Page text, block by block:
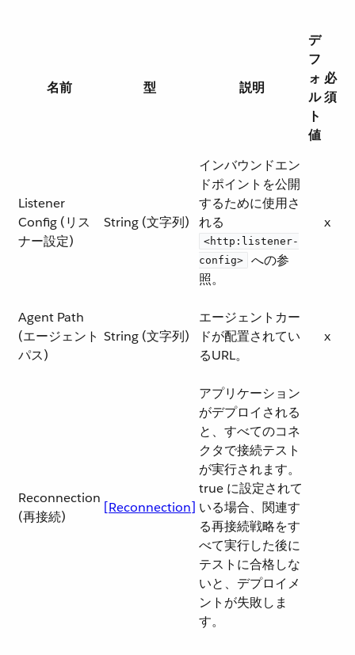
名前 型 説明
デ
フ
ォ
ル
ト
値
必
須
Listener
Config (リス
ナー設定)
String (文字列)
インバウンドエン
ドポイントを公開
するために使用さ
れる ​
<http:listener-
config>
​ への参
照。
x
Agent Path
(エージェント
パス)
String (文字列)
エージェントカー
ドが配置されてい
るURL。
x
Reconnection
(再接続)
[Reconnection]
アプリケーション
がデプロイされる
と、すべてのコネ
クタで接続テスト
が実行されます。
true に設定されて
いる場合、関連す
る再接続戦略をす
べて実行した後に
テストに合格しな
いと、デプロイメ
ントが失敗しま
す。